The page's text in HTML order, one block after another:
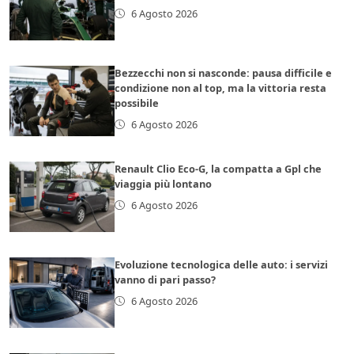
6 Agosto 2026
Bezzecchi non si nasconde: pausa difficile e
condizione non al top, ma la vittoria resta
possibile
6 Agosto 2026
Renault Clio Eco-G, la compatta a Gpl che
viaggia più lontano
6 Agosto 2026
Evoluzione tecnologica delle auto: i servizi
vanno di pari passo?
6 Agosto 2026